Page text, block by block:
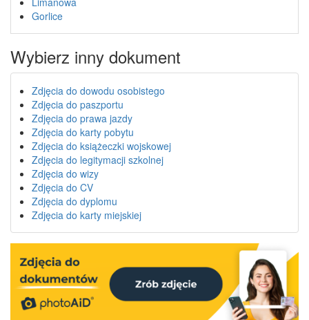
Gorlice
Wybierz inny dokument
Zdjęcia do dowodu osobistego
Zdjęcia do paszportu
Zdjęcia do prawa jazdy
Zdjęcia do karty pobytu
Zdjęcia do książeczki wojskowej
Zdjęcia do legitymacji szkolnej
Zdjęcia do wizy
Zdjęcia do CV
Zdjęcia do dyplomu
Zdjęcia do karty miejskiej